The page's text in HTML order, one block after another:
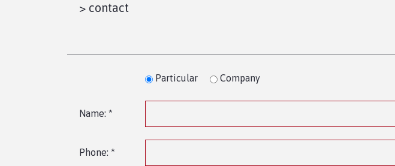
> contact
Particular Company
Name: *
Phone: *